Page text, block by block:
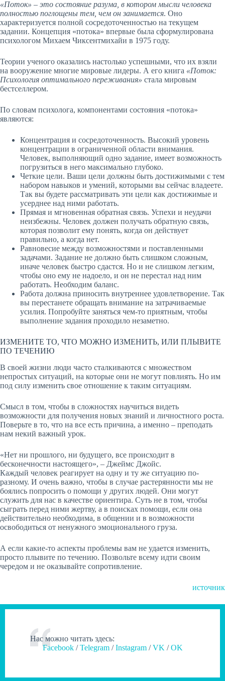
«Поток» – это состояние разума, в котором мысли человека
полностью поглощены тем, чем он занимается. Оно
характеризуется полной сосредоточенностью на текущем
задании. Концепция «потока» впервые была сформулирована
психологом Михаем Чиксентмихайи в 1975 году.
Теории ученого оказались настолько успешными, что их взяли
на вооружение многие мировые лидеры. А его книга «Поток:
Психология оптимального переживания» стала мировым
бестселлером.
По словам психолога, компонентами состояния «потока»
являются:
Концентрация и сосредоточенность. Высокий уровень
концентрации в ограниченной области внимания.
Человек, выполняющий одно задание, имеет возможность
погрузиться в него максимально глубоко.
Четкие цели. Ваши цели должны быть достижимыми с тем
набором навыков и умений, которыми вы сейчас владеете.
Так вы будете рассматривать эти цели как достижимые и
усерднее над ними работать.
Прямая и мгновенная обратная связь. Успехи и неудачи
неизбежны. Человек должен получать обратную связь,
которая позволит ему понять, когда он действует
правильно, а когда нет.
Равновесие между возможностями и поставленными
задачами. Задание не должно быть слишком сложным,
иначе человек быстро сдастся. Но и не слишком легким,
чтобы оно ему не надоело, и он не перестал над ним
работать. Необходим баланс.
Работа должна приносить внутреннее удовлетворение. Так
вы перестанете обращать внимание на затрачиваемые
усилия. Попробуйте заняться чем-то приятным, чтобы
выполнение задания проходило незаметно.
ИЗМЕНИТЕ ТО, ЧТО МОЖНО ИЗМЕНИТЬ, ИЛИ ПЛЫВИТЕ
ПО ТЕЧЕНИЮ
В своей жизни люди часто сталкиваются с множеством
непростых ситуаций, на которые они не могут повлиять. Но им
под силу изменить свое отношение к таким ситуациям.
Смысл в том, чтобы в сложностях научиться видеть
возможности для получения новых знаний и личностного роста.
Поверьте в то, что на все есть причина, а именно – преподать
нам некий важный урок.
«Нет ни прошлого, ни будущего, все происходит в
бесконечности настоящего», – Джеймс Джойс.
Каждый человек реагирует на одну и ту же ситуацию по-
разному. И очень важно, чтобы в случае растерянности мы не
боялись попросить о помощи у других людей. Они могут
служить для нас в качестве ориентира. Суть не в том, чтобы
сыграть перед ними жертву, а в поисках помощи, если она
действительно необходима, в общении и в возможности
освободиться от ненужного эмоционального груза.
А если какие-то аспекты проблемы вам не удается изменить,
просто плывите по течению. Позвольте всему идти своим
чередом и не оказывайте сопротивление.
источник
Нас можно читать здесь:
Facebook/Telegram/Instagram/VK /OK